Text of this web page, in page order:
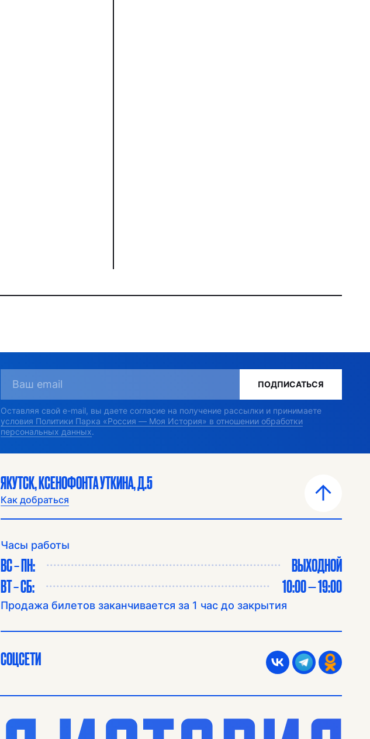
ПОДПИСАТЬСЯ
Оставляя свой e-mail, вы даете согласие на получение рассылки и принимаете
условия Политики Парка «Россия — Моя История» в отношении обработки
персональных данных.
ЯКУТСК, КСЕНОФОНТА УТКИНА, Д.5
Как добраться
Часы работы
ВС – ПН:
ВЫХОДНОЙ
ВТ – СБ:
10:00 — 19:00
Продажа билетов заканчивается за 1 час до закрытия
СОЦСЕТИ